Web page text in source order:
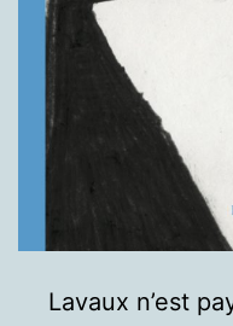
Lavaux n’est